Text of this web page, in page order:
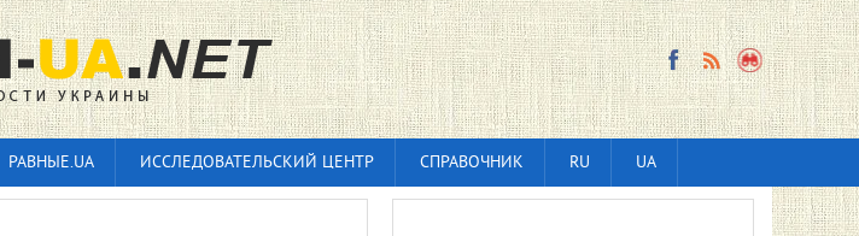
РАВНЫЕ.UA ИССЛЕДОВАТЕЛЬСКИЙ ЦЕНТР СПРАВОЧНИК RU UA